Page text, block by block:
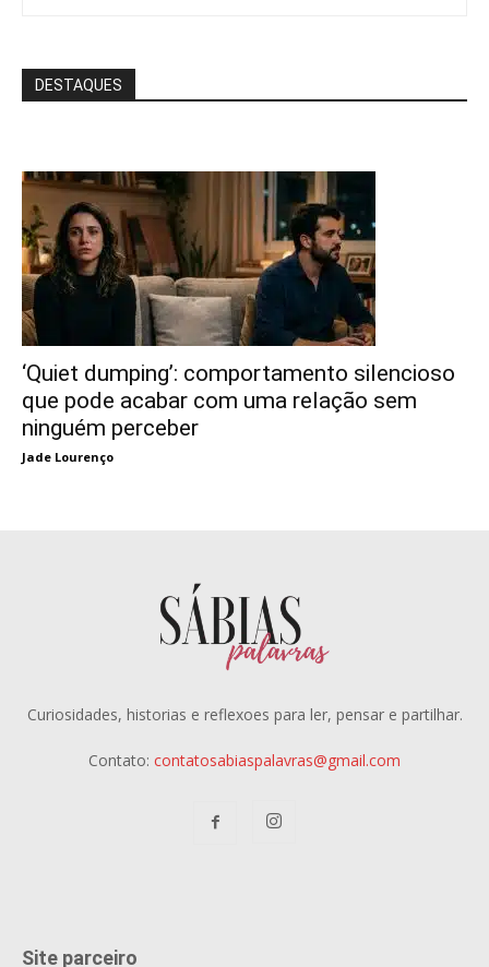
DESTAQUES
‘Quiet dumping’: comportamento silencioso
que pode acabar com uma relação sem
ninguém perceber
Jade Lourenço
Curiosidades, historias e reflexoes para ler, pensar e partilhar.
Contato: contatosabiaspalavras@gmail.com
Site parceiro